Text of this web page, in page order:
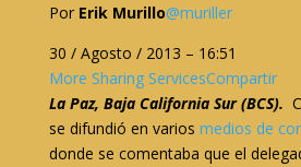
Por Erik Murillo@muriller
30 / Agosto / 2013 – 16:51
More Sharing ServicesCompartir
La Paz, Baja California Sur (BCS).
se difundió en varios medios de
donde se comentaba que el